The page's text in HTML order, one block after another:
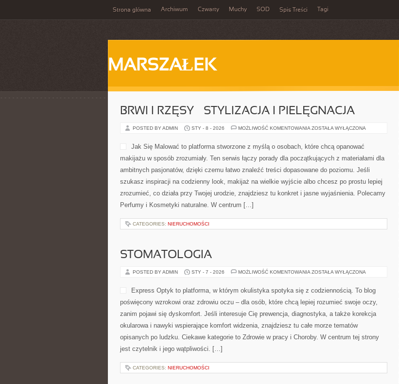
Strona główna Archiwum Czwarty Muchy SOD Spis Treści Tagi
MARSZAŁEK
BRWI I RZĘSY – STYLIZACJA I PIELĘGNACJA
POSTED BY ADMIN STY - 8 - 2026 MOŻLIWOŚĆ KOMENTOWANIA BRWI
–
STYLIZACJA
PIELĘGNACJA
ZOSTAŁA WYŁĄCZONA
Jak Się Malować to platforma stworzone z myślą o osobach, które chcą opanować
makijażu w sposób zrozumiały. Ten serwis łączy porady dla początkujących z materiałami dla
ambitnych pasjonatów, dzięki czemu łatwo znaleźć treści dopasowane do poziomu. Jeśli
szukasz inspiracji na codzienny look, makijaż na wielkie wyjście albo chcesz po prostu lepiej
zrozumieć, co działa przy Twojej urodzie, znajdziesz tu konkret i jasne wyjaśnienia. Polecamy
Perfumy i Kosmetyki naturalne. W centrum […]
CATEGORIES: NIERUCHOMOŚCI
STOMATOLOGIA
POSTED BY ADMIN STY - 7 - 2026 MOŻLIWOŚĆ KOMENTOWANIA STOMATOLOGIA
ZOSTAŁA WYŁĄCZONA
Express Optyk to platforma, w którym okulistyka spotyka się z codziennością. To blog
poświęcony wzrokowi oraz zdrowiu oczu – dla osób, które chcą lepiej rozumieć swoje oczy,
zanim pojawi się dyskomfort. Jeśli interesuje Cię prewencja, diagnostyka, a także korekcja
okularowa i nawyki wspierające komfort widzenia, znajdziesz tu całe morze tematów
opisanych po ludzku. Ciekawe kategorie to Zdrowie w pracy i Choroby. W centrum tej strony
jest czytelnik i jego wątpliwości. […]
CATEGORIES: NIERUCHOMOŚCI